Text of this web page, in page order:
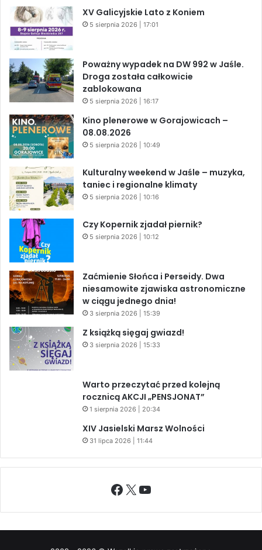
XV Galicyjskie Lato z Koniem
5 sierpnia 2026 | 17:01
Poważny wypadek na DW 992 w Jaśle.
Droga została całkowicie
zablokowana
5 sierpnia 2026 | 16:17
Kino plenerowe w Gorajowicach –
08.08.2026
5 sierpnia 2026 | 10:49
Kulturalny weekend w Jaśle – muzyka,
taniec i regionalne klimaty
5 sierpnia 2026 | 10:16
Czy Kopernik zjadał piernik?
5 sierpnia 2026 | 10:12
Zaćmienie Słońca i Perseidy. Dwa
niesamowite zjawiska astronomiczne
w ciągu jednego dnia!
3 sierpnia 2026 | 15:39
Z książką sięgaj gwiazd!
3 sierpnia 2026 | 15:33
Warto przeczytać przed kolejną
rocznicą AKCJI „PENSJONAT”
1 sierpnia 2026 | 20:34
XIV Jasielski Marsz Wolności
31 lipca 2026 | 11:44
Facebook
X YouTube